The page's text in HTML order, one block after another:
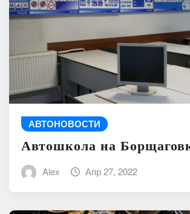
АВТОНОВОСТИ
Автошкола на
Alex Апр 27, 2022